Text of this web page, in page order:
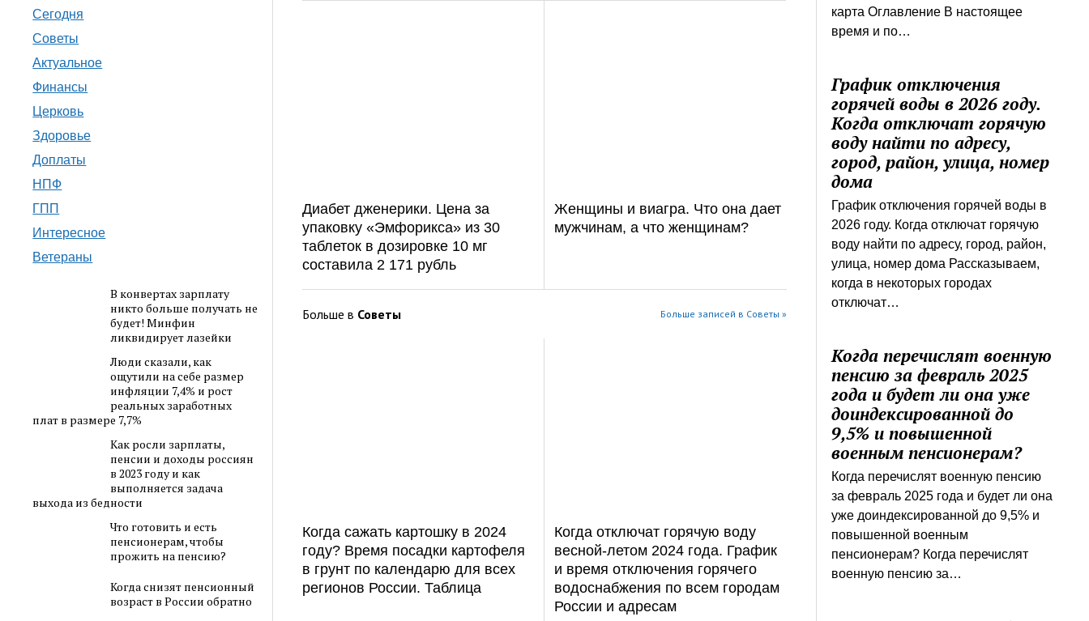
Сегодня
Советы
Актуальное
Финансы
Церковь
Здоровье
Доплаты
НПФ
ГПП
Интересное
Ветераны
В конвертах зарплату
никто больше получать не
будет! Минфин
ликвидирует лазейки
Люди сказали, как
ощутили на себе размер
инфляции 7,4% и рост
реальных заработных
плат в размере 7,7%
Как росли зарплаты,
пенсии и доходы россиян
в 2023 году и как
выполняется задача
выхода из бедности
Что готовить и есть
пенсионерам, чтобы
прожить на пенсию?
Когда снизят пенсионный
возраст в России обратно
Диабет дженерики. Цена за
упаковку «Эмфорикса» из 30
таблеток в дозировке 10 мг
составила 2 171 рубль
Женщины и виагра. Что она дает
мужчинам, а что женщинам?
Больше в Советы Больше записей в Советы »
Когда сажать картошку в 2024
году? Время посадки картофеля
в грунт по календарю для всех
регионов России. Таблица
Когда отключат горячую воду
весной-летом 2024 года. График
и время отключения горячего
водоснабжения по всем городам
России и адресам
карта Оглавление В настоящее
время и по…
График отключения
горячей воды в 2026 году.
Когда отключат горячую
воду найти по адресу,
город, район, улица, номер
дома
График отключения горячей воды в
2026 году. Когда отключат горячую
воду найти по адресу, город, район,
улица, номер дома Рассказываем,
когда в некоторых городах
отключат…
Когда перечислят военную
пенсию за февраль 2025
года и будет ли она уже
доиндексированной до
9,5% и повышенной
военным пенсионерам?
Когда перечислят военную пенсию
за февраль 2025 года и будет ли она
уже доиндексированной до 9,5% и
повышенной военным
пенсионерам? Когда перечислят
военную пенсию за…